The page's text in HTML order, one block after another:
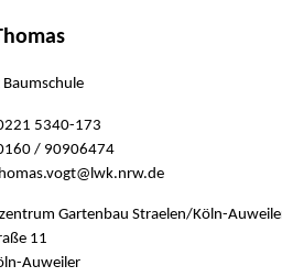
5340-173
/ 90906474
lwk.nrw.de
Gartenbau Straelen/Köln-
11
Auweiler